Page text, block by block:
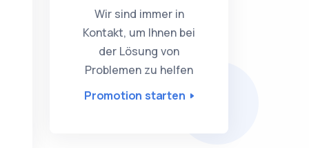
Wir sind immer in
Kontakt, um Ihnen bei
der Lösung von
Problemen zu helfen
Promotion starten